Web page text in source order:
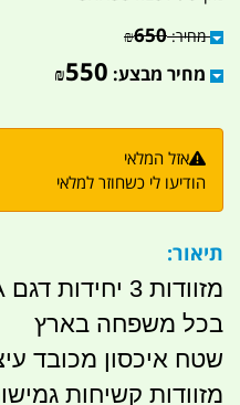
מחיר: ₪650
מחיר מבצע: ₪550
אזל המלאי
הודיעו לי כשחוזר למלאי
תיאור:
בכל משפחה בארץ
שטח איכסון מכובד
מזוודות קשיחות